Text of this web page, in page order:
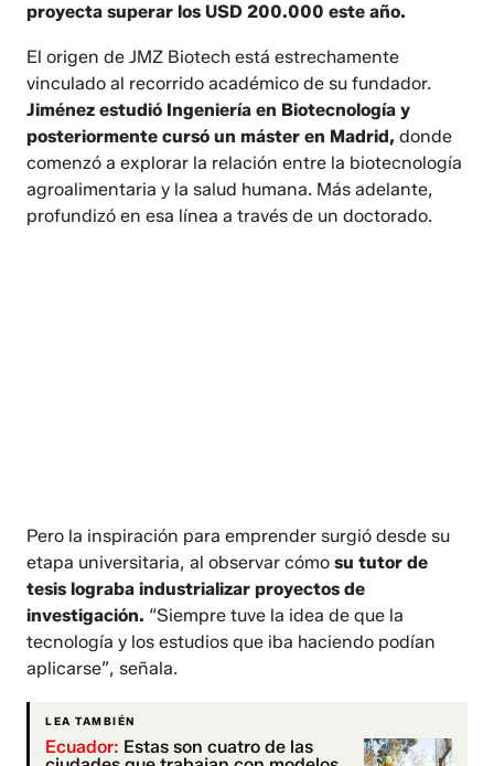
proyecta superar los USD 200.000 este año.
El origen de JMZ Biotech está estrechamente
vinculado al recorrido académico de su fundador.
Jiménez estudió Ingeniería en Biotecnología y
posteriormente cursó un máster en Madrid,donde
comenzó a explorar la relación entre la biotecnología
agroalimentaria y la salud humana. Más adelante,
profundizó en esa línea a través de un doctorado.
Pero la inspiración para emprender surgió desde su
etapa universitaria, al observar cómosu tutor de
tesis lograba industrializar proyectos de
investigación. “Siempre tuve la idea de que la
tecnología y los estudios que iba haciendo podían
aplicarse”, señala.
LEA TAMBIÉN
Ecuador: Estas son cuatro de las